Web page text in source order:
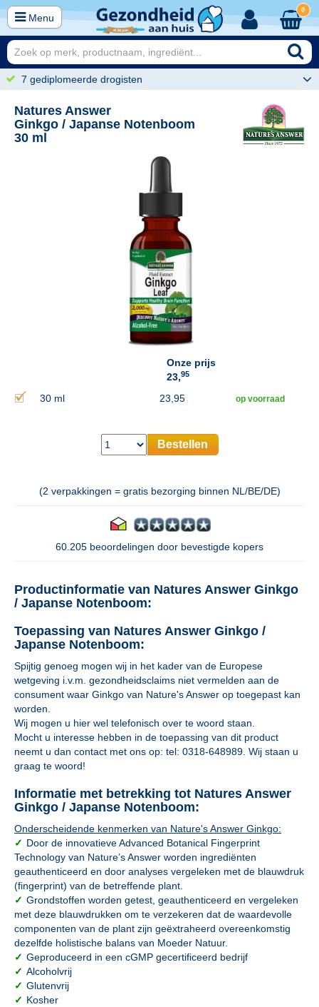
Menu
0
7 gediplomeerde drogisten
Natures Answer
Ginkgo / Japanse Notenboom
30 ml
Onze prijs
23,95
30 ml 23,95 op voorraad
Bestellen
(2 verpakkingen = gratis bezorging binnen NL/BE/DE)
60.205 beoordelingen door bevestigde kopers
Productinformatie van Natures Answer Ginkgo
/ Japanse Notenboom:
Toepassing van Natures Answer Ginkgo /
Japanse Notenboom:
Spijtig genoeg mogen wij in het kader van de Europese
wetgeving i.v.m. gezondheidsclaims niet vermelden aan de
consument waar Ginkgo van Nature's Answer op toegepast kan
worden.
Wij mogen u hier wel telefonisch over te woord staan.
Mocht u interesse hebben in de toepassing van dit product
neemt u dan contact met ons op: tel: 0318-648989. Wij staan u
graag te woord!
Informatie met betrekking tot Natures Answer
Ginkgo / Japanse Notenboom:
Onderscheidende kenmerken van Nature's Answer Ginkgo:
✓ Door de innovatieve Advanced Botanical Fingerprint
Technology van Nature’s Answer worden ingrediënten
geauthenticeerd en door analyses vergeleken met de blauwdruk
(fingerprint) van de betreffende plant.
✓ Grondstoffen worden getest, geauthenticeerd en vergeleken
met deze blauwdrukken om te verzekeren dat de waardevolle
componenten van de plant zijn geëxtraheerd overeenkomstig
dezelfde holistische balans van Moeder Natuur.
✓ Geproduceerd in een cGMP gecertificeerd bedrijf
✓ Alcoholvrij
✓ Glutenvrij
✓ Kosher